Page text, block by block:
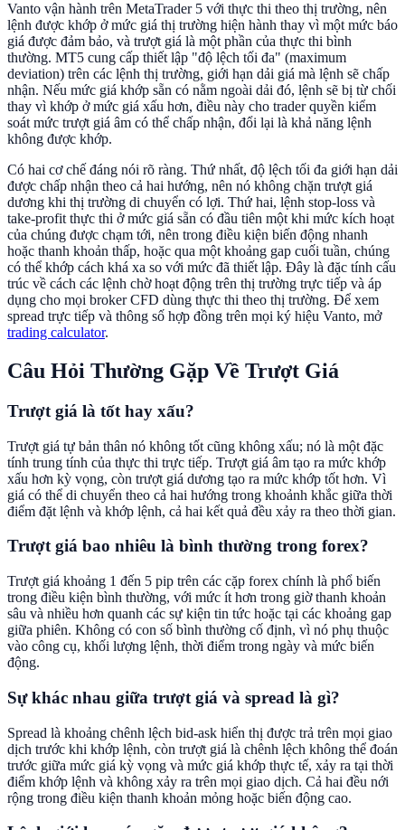
Vanto vận hành trên MetaTrader 5 với thực thi theo thị trường, nên
lệnh được khớp ở mức giá thị trường hiện hành thay vì một mức báo
giá được đảm bảo, và trượt giá là một phần của thực thi bình
thường. MT5 cung cấp thiết lập "độ lệch tối đa" (maximum
deviation) trên các lệnh thị trường, giới hạn dải giá mà lệnh sẽ chấp
nhận. Nếu mức giá khớp sẵn có nằm ngoài dải đó, lệnh sẽ bị từ chối
thay vì khớp ở mức giá xấu hơn, điều này cho trader quyền kiểm
soát mức trượt giá âm có thể chấp nhận, đổi lại là khả năng lệnh
không được khớp.
Có hai cơ chế đáng nói rõ ràng. Thứ nhất, độ lệch tối đa giới hạn dải
được chấp nhận theo cả hai hướng, nên nó không chặn trượt giá
dương khi thị trường di chuyển có lợi. Thứ hai, lệnh stop-loss và
take-profit thực thi ở mức giá sẵn có đầu tiên một khi mức kích hoạt
của chúng được chạm tới, nên trong điều kiện biến động nhanh
hoặc thanh khoản thấp, hoặc qua một khoảng gap cuối tuần, chúng
có thể khớp cách khá xa so với mức đã thiết lập. Đây là đặc tính cấu
trúc về cách các lệnh chờ hoạt động trên thị trường trực tiếp và áp
dụng cho mọi broker CFD dùng thực thi theo thị trường. Để xem
spread trực tiếp và thông số hợp đồng trên mọi ký hiệu Vanto, mở
trading calculator.
Câu Hỏi Thường Gặp Về Trượt Giá
Trượt giá là tốt hay xấu?
Trượt giá tự bản thân nó không tốt cũng không xấu; nó là một đặc
tính trung tính của thực thi trực tiếp. Trượt giá âm tạo ra mức khớp
xấu hơn kỳ vọng, còn trượt giá dương tạo ra mức khớp tốt hơn. Vì
giá có thể di chuyển theo cả hai hướng trong khoảnh khắc giữa thời
điểm đặt lệnh và khớp lệnh, cả hai kết quả đều xảy ra theo thời gian.
Trượt giá bao nhiêu là bình thường trong forex?
Trượt giá khoảng 1 đến 5 pip trên các cặp forex chính là phổ biến
trong điều kiện bình thường, với mức ít hơn trong giờ thanh khoản
sâu và nhiều hơn quanh các sự kiện tin tức hoặc tại các khoảng gap
giữa phiên. Không có con số bình thường cố định, vì nó phụ thuộc
vào công cụ, khối lượng lệnh, thời điểm trong ngày và mức biến
động.
Sự khác nhau giữa trượt giá và spread là gì?
Spread là khoảng chênh lệch bid-ask hiển thị được trả trên mọi giao
dịch trước khi khớp lệnh, còn trượt giá là chênh lệch không thể đoán
trước giữa mức giá kỳ vọng và mức giá khớp thực tế, xảy ra tại thời
điểm khớp lệnh và không xảy ra trên mọi giao dịch. Cả hai đều nới
rộng trong điều kiện thanh khoản mỏng hoặc biến động cao.